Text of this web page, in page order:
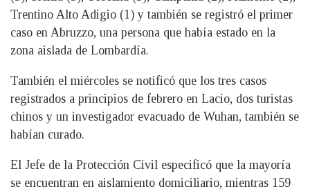
Trentino Alto Adigio (1) y también se registró el primer
caso en Abruzzo, una persona que había estado en la
zona aislada de Lombardía.
También el miércoles se notificó que los tres casos
registrados a principios de febrero en Lacio, dos turistas
chinos y un investigador evacuado de Wuhan, también se
habían curado.
El Jefe de la Protección Civil especificó que la mayoría
se encuentran en aislamiento domiciliario, mientras 159